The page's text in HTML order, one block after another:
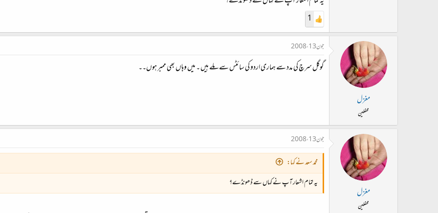
1
مغزل
محفلین
جون 13، 2008
گوگل سرچ کی مدد سے ہماری اردو کی سائٹس سے ملے ہیں ۔ میں وہاں بھی ممبر ہوں۔۔
مغزل
محفلین
جون 13، 2008
محمد سعد نے کہا:
یہ تمام اشعار آپ نے کہاں سے ڈھونڈے؟